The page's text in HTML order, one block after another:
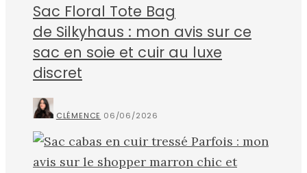
Sac Floral Tote Bag
de Silkyhaus : mon avis sur ce
sac en soie et cuir au luxe
discret
CLÉMENCE 06/06/2026